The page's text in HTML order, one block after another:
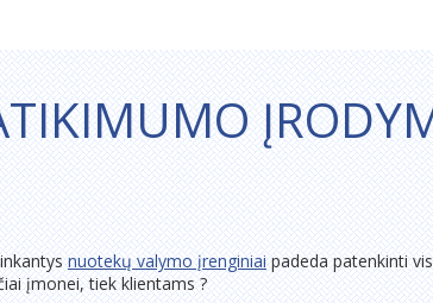
nuotekų valymo įrenginiaipadeda patenkinti
įmonei, tiek klientams ?